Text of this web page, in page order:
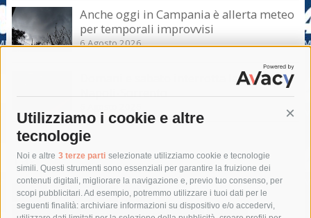
Utilizziamo i cookie e altre
tecnologie
Noi e altre 3 terze parti selezionate utilizziamo cookie e tecnologie
simili. Questi strumenti sono essenziali per garantire la fruizione dei
contenuti digitali, migliorare la navigazione e, previo tuo consenso, per
scopi pubblicitari. Ad esempio, potremmo utilizzare i tuoi dati per le
seguenti finalità: archiviare informazioni su dispositivo e/o accedervi,
Anche oggi in Campania è allerta meteo
per temporali improvvisi
6 Agosto 2026
Domani e sabato interrotta la linea Eav
Napoli-Sorrento
Tag
acqua allerta meteo
anas
area marina protetta di punta campanella
arresto